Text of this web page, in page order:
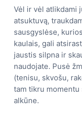
Vėl ir vėl atlikdami
atsuktuvą,
sausgyslėse,
kaulais, gali
jaustis silpna ir
naudojate. Pusė
(tenisu, skvošu,
tam tikru
alkūne.